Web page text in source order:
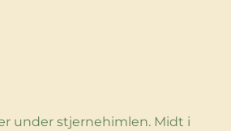
under stjernehimlen. Midt i